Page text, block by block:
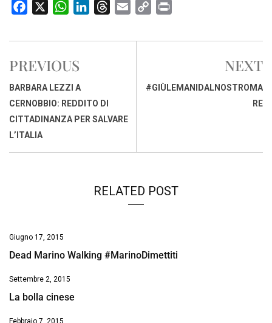
c
b
o
o
k
W
a
s
A
p
p
n
I
n
r
a
p
i
i
PREVIOUS
BARBARA LEZZI A
CERNOBBIO: REDDITO DI
CITTADINANZA PER SALVARE
L’ITALIA
NEXT
#GIÙLEMANIDALNOSTROMA
RE
RELATED POST
Giugno 17, 2015
Dead Marino Walking #MarinoDimettiti
Settembre 2, 2015
La bolla cinese